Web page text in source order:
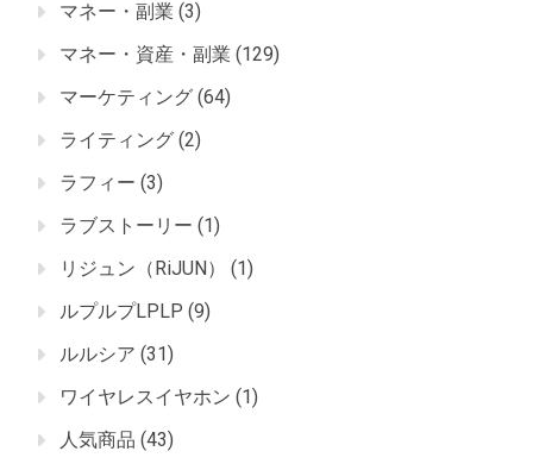
マネー・副業 (3)
マネー・資産・副業 (129)
マーケティング (64)
ライティング (2)
ラフィー (3)
ラブストーリー (1)
リジュン（RiJUN）
(1)
ルプルプLPLP (9)
ルルシア (31)
ワイヤレスイヤホン (1)
人気商品 (43)